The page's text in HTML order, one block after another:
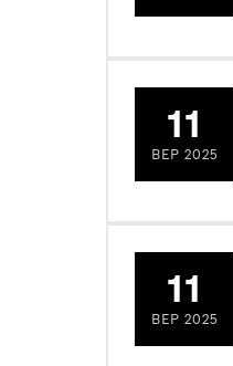
11
ВЕР 2025
11
ВЕР 2025